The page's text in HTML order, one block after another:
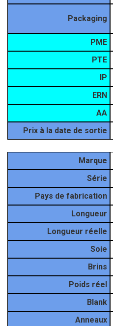
Packaging
PME
PTE
IP
ERN
AA
Prix à la date de sortie
Marque
Série
Pays de fabrication
Longueur
Longueur réelle
Soie
Brins
Poids réel
Blank
Anneaux